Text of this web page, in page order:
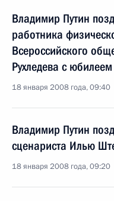
Владимир Путин
работника
Всероссийского
Рухледева с юбилеем
18 января 2008 года, 09:40
Владимир Путин
сценариста Илью
18 января 2008 года, 09:20